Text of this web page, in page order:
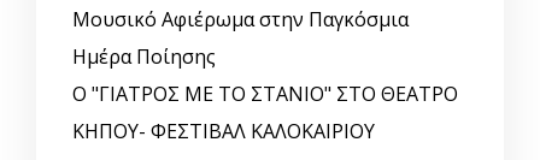
Μουσικό Αφιέρωμα στην Παγκόσμια
Ημέρα Ποίησης
Ο "ΓΙΑΤΡΟΣ ΜΕ ΤΟ ΣΤΑΝΙΟ" ΣΤΟ ΘΕΑΤΡΟ
ΚΗΠΟΥ- ΦΕΣΤΙΒΑΛ ΚΑΛΟΚΑΙΡΙΟΥ